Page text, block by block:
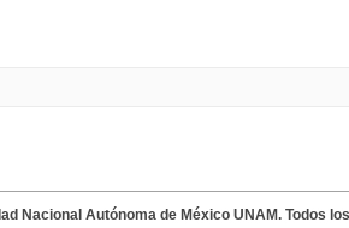
Nacional Autónoma de México UNAM. Todos